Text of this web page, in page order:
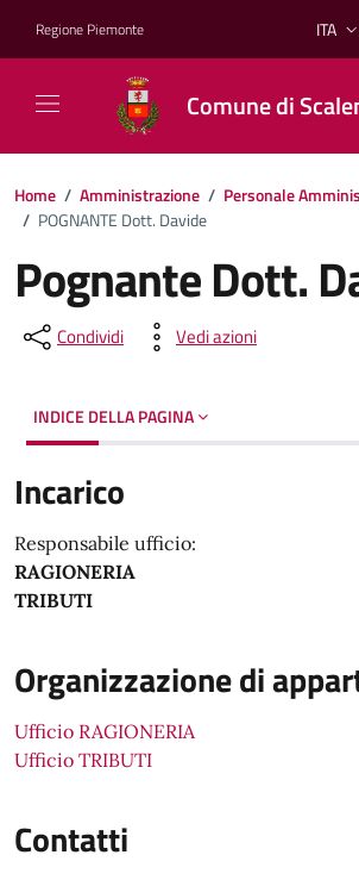
Regione Piemonte ITA
Comune di
Home / Amministrazione / Personale
/ POGNANTE Dott. Davide
Pognante Dott.
Condividi Vedi azioni
INDICE DELLA PAGINA
Incarico
Responsabile ufficio:
RAGIONERIA
TRIBUTI
Organizzazione di
Ufficio RAGIONERIA
Ufficio TRIBUTI
Contatti